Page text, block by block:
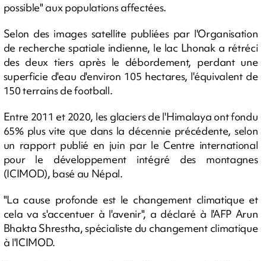
possible" aux populations affectées.
Selon des images satellite publiées par l'Organisation
de recherche spatiale indienne, le lac Lhonak a rétréci
des deux tiers après le débordement, perdant une
superficie d'eau d'environ 105 hectares, l'équivalent de
150 terrains de football.
Entre 2011 et 2020, les glaciers de l'Himalaya ont fondu
65% plus vite que dans la décennie précédente, selon
un rapport publié en juin par le Centre international
pour le développement intégré des montagnes
(ICIMOD), basé au Népal.
"La cause profonde est le changement climatique et
cela va s'accentuer à l'avenir", a déclaré à l'AFP Arun
Bhakta Shrestha, spécialiste du changement climatique
à l'ICIMOD.